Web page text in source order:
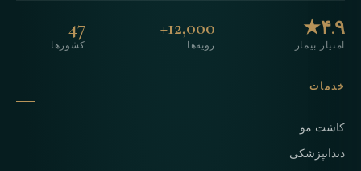
۴.۹★
امتیاز بیمار
12,000+
رویه‌ها
47
کشورها
خدمات
کاشت مو
دندانپزشکی